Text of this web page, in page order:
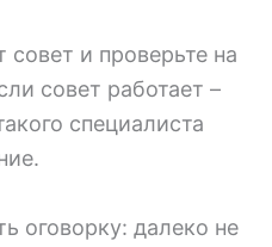
совет и проверьте на
совет работает –
специалиста
оговорку: далеко не